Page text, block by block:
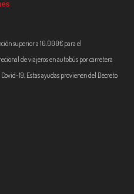
superior a 10.000€ para el
de viajeros en autobús por carretera
19. Estas ayudas provienen del Decreto